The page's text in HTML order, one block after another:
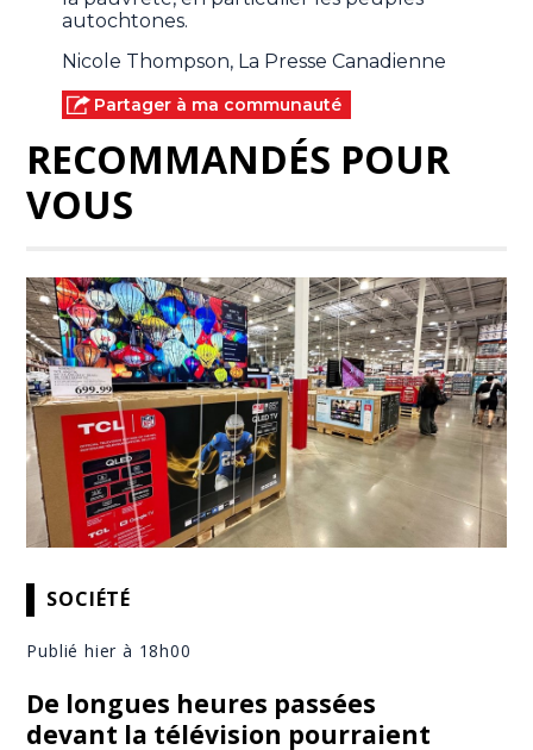
autochtones.
Nicole Thompson, La Presse Canadienne
Partager à ma communauté
RECOMMANDÉS POUR
VOUS
SOCIÉTÉ
Publié hier à 18h00
De longues heures passées
devant la télévision pourraient